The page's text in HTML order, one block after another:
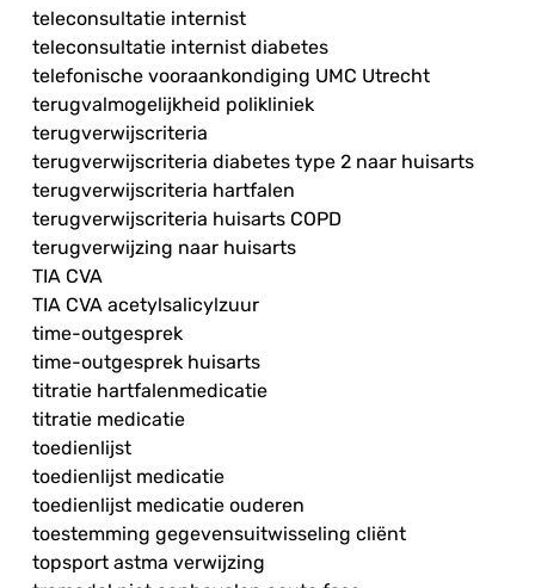
teleconsultatie internist
teleconsultatie internist diabetes
telefonische vooraankondiging UMC Utrecht
terugvalmogelijkheid polikliniek
terugverwijscriteria
terugverwijscriteria diabetes type 2 naar huisarts
terugverwijscriteria hartfalen
terugverwijscriteria huisarts COPD
terugverwijzing naar huisarts
TIA CVA
TIA CVA acetylsalicylzuur
time-outgesprek
time-outgesprek huisarts
titratie hartfalenmedicatie
titratie medicatie
toedienlijst
toedienlijst medicatie
toedienlijst medicatie ouderen
toestemming gegevensuitwisseling cliënt
topsport astma verwijzing